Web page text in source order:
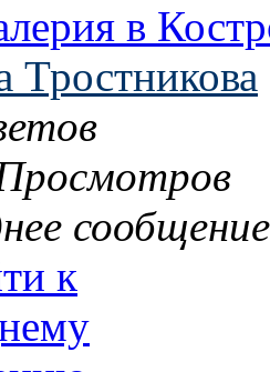
в
Тростникова